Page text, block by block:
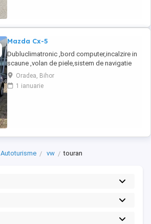
Mazda Cx-5
Dubluclimatronic ,bord computer,incalzire in
scaune ,volan de piele,sistem de navigatie
,închidere centralizata,pilot
automat,servo,proiectoare de ceata,comenzi
volan,senzori parcare fata și spate,geamuri
Oradea, Bihor
1 ianuarie
Autoturisme vw touran